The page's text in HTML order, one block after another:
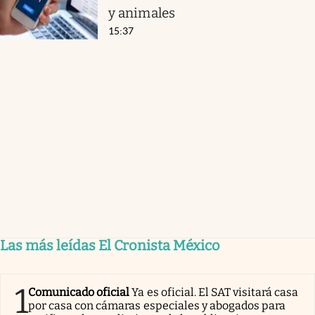
y animales
15:37
Las más leídas El Cronista México
1Comunicado oficialYa es oficial. El SAT visitará casa
por casa con cámaras especiales y abogados para